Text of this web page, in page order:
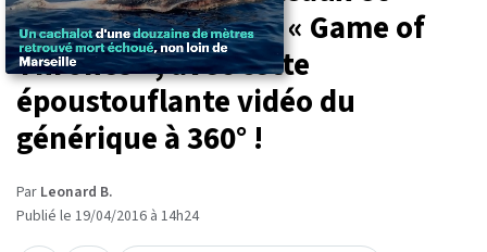
autres paysages de « Game of
Thrones », avec cette
époustouflante vidéo du
générique à 360° !
Par Leonard B.
Publié le 19/04/2016 à 14h24